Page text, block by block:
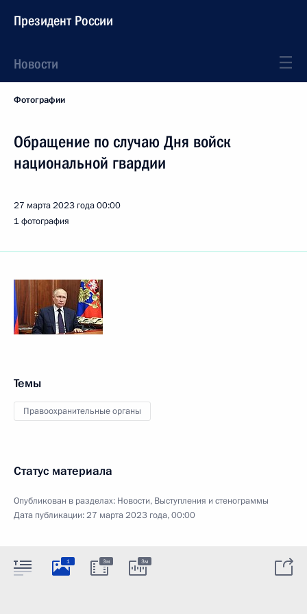
Президент России
Новости
Фотографии
Обращение по случаю Дня войск
национальной гвардии
27 марта 2023 года00:00
1 фотография
Темы
Правоохранительные органы
Статус материала
Опубликован в разделах: Новости, Выступления и стенограммы
Дата публикации:27 марта 2023 года, 00:00
1 3м 3м